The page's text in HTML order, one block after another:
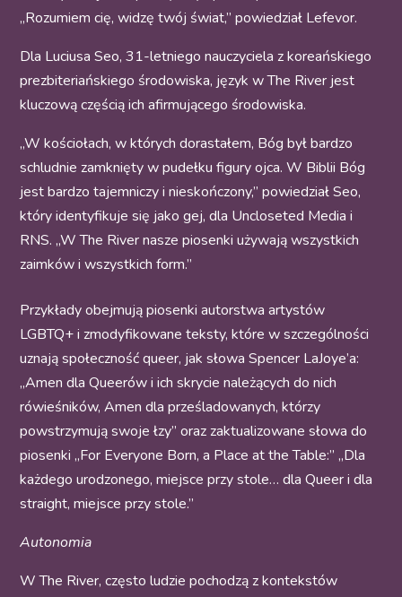
„Rozumiem cię, widzę twój świat,” powiedział Lefevor.
Dla Luciusa Seo, 31-letniego nauczyciela z koreańskiego
prezbiteriańskiego środowiska, język w The River jest
kluczową częścią ich afirmującego środowiska.
„W kościołach, w których dorastałem, Bóg był bardzo
schludnie zamknięty w pudełku figury ojca. W Biblii Bóg
jest bardzo tajemniczy i nieskończony,” powiedział Seo,
który identyfikuje się jako gej, dla Uncloseted Media i
RNS. „W The River nasze piosenki używają wszystkich
zaimków i wszystkich form.”
Przykłady obejmują piosenki autorstwa artystów
LGBTQ+ i zmodyfikowane teksty, które w szczególności
uznają społeczność queer, jak słowa Spencer LaJoye’a:
„Amen dla Queerów i ich skrycie należących do nich
rówieśników, Amen dla prześladowanych, którzy
powstrzymują swoje łzy” oraz zaktualizowane słowa do
piosenki „For Everyone Born, a Place at the Table:” „Dla
każdego urodzonego, miejsce przy stole… dla Queer i dla
straight, miejsce przy stole.”
Autonomia
W The River, często ludzie pochodzą z kontekstów